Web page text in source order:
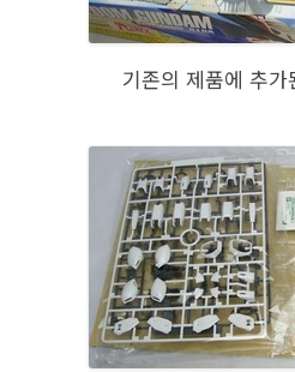
기존의 제품에 추